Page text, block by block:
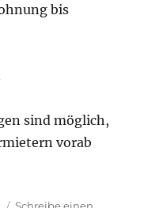
bis
sind möglich,
vorab
Schreibe einen